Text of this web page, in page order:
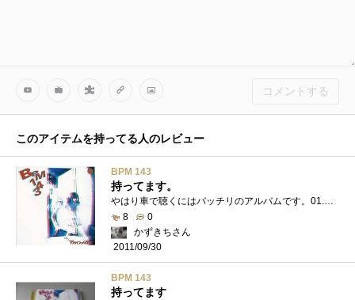
コメントする
このアイテムを持ってる人のレビュー
BPM 143
持ってます。
やはり車で聴くにはバッチリのアルバムです。01.RHYTHMEMOTION02.ETERNALMOTION03.I'LLBETHERE04.INNOCENTDANCE05.COMEON!!06.ENDLESSLOVE07.BECAUSEILOVEYOU08.DEARMYREGRET09.T・R�...
8
0
かずきちさん
2011/09/30
BPM 143
持ってます